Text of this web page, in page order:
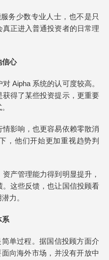
务少数专业人士，也不是只
正进入普通投资者的日常理
信心
Aipha 系统的认可度较高。
得了某些投资提示，更重要
影响，也更容易依赖零散消
，他们开始更加重视趋势判
产管理能力得到明显提升，
这些反馈，也让国信投顾看
力。
系
单过程。据国信投顾方面介
向海外市场，并没有开放中